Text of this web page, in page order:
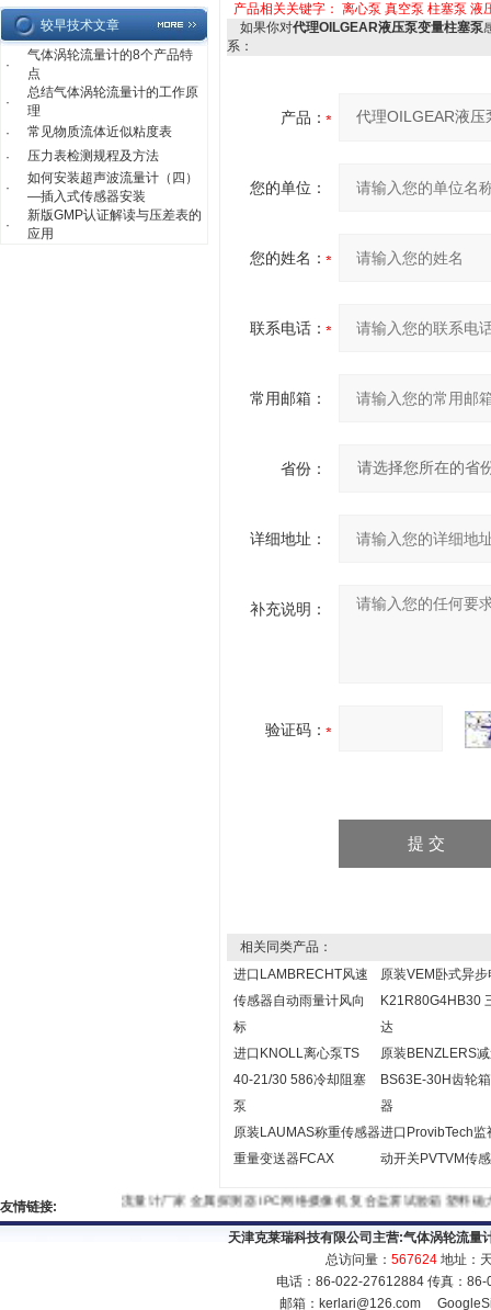
较早技术文章
·
气体涡轮流量计的8个产品特
点
·
总结气体涡轮流量计的工作原
理
·
常见物质流体近似粘度表
·
压力表检测规程及方法
·
如何安装超声波流量计（四）
—插入式传感器安装
·
新版GMP认证解读与压差表的
应用
产品相关关键字： 离心泵 真空泵 柱塞泵 液
如果你对代理OILGEAR液压泵变量柱塞泵
系：
产品：
您的单位：
您的姓名：
联系电话：
常用邮箱：
省份：
详细地址：
补充说明：
验证码：
相关同类产品：
进口LAMBRECHT风速
传感器自动雨量计风向
标
原装VEM卧式异步
K21R80G4HB30
达
进口KNOLL离心泵TS
40-21/30 586冷却阻塞
泵
原装BENZLERS
BS63E-30H齿轮
器
原装LAUMAS称重传感器
重量变送器FCAX
进口ProvibTech监
动开关PVTVM传
友情链接: 流量计厂家金属探测器IPC网络摄像机 复合盐雾试验箱塑料
天津克莱瑞科技有限公司主营:气体涡轮流量
总访问量： 567624 地址：
电话：86-022-27612884 传真：
邮箱： kerlari@126.com